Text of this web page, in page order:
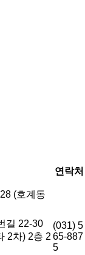
연락처
(호계동
길 22-30
2차) 2층 2
(031) 5
65-887
5